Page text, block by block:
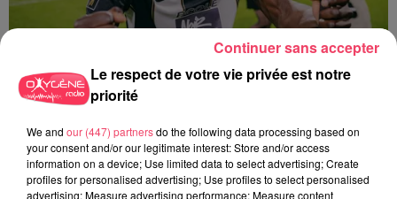
27 juillet 2026
BAS
Le respect de votre vie privée est notre
priorité
We and our (447) partnersdo the following data processing based on
your consent and/or our legitimate interest: Store and/or access
information on a device; Use limited data to select advertising; Create
profiles for personalised advertising; Use profiles to select personalised
advertising; Measure advertising performance; Measure content
Continuer sans accepter